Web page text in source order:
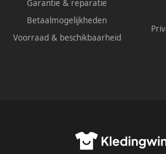
Garantie & reparatie
Betaalmogelijkheden
Voorraad & beschikbaarheid